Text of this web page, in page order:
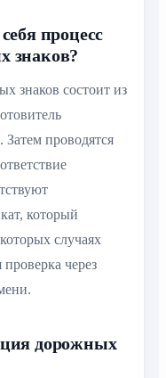
процесс
знаков?
знаков состоит из
Затем проводятся
который
случаях
через
дорожных